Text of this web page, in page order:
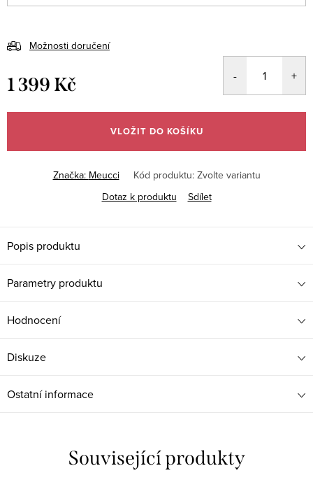
Možnosti doručení
1 399 Kč
cena:
VLOŽIT DO KOŠÍKU
Značka: Meucci Kód produktu: Zvolte variantu
Dotaz k produktu
Sdílet
Popis produktu
Parametry produktu
Hodnocení
Diskuze
Ostatní informace
Související produkty